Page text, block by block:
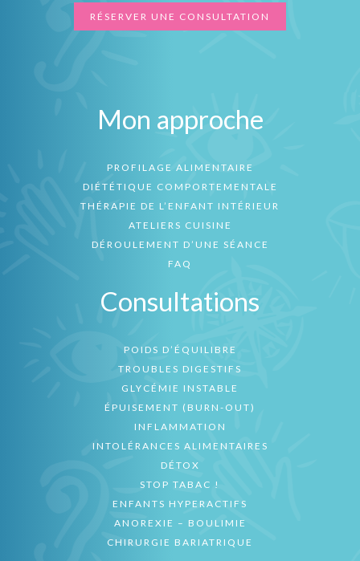
RÉSERVER UNE CONSULTATION
Mon approche
PROFILAGE ALIMENTAIRE
DIÉTÉTIQUE COMPORTEMENTALE
THÉRAPIE DE L’ENFANT INTÉRIEUR
ATELIERS CUISINE
DÉROULEMENT D’UNE SÉANCE
FAQ
Consultations
POIDS D’ÉQUILIBRE
TROUBLES DIGESTIFS
GLYCÉMIE INSTABLE
ÉPUISEMENT (BURN-OUT)
INFLAMMATION
INTOLÉRANCES ALIMENTAIRES
DÉTOX
STOP TABAC !
ENFANTS HYPERACTIFS
ANOREXIE – BOULIMIE
CHIRURGIE BARIATRIQUE